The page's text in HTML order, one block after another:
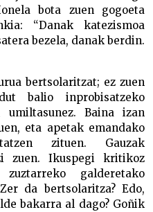
bota zuen gogoeta
“Danak katezismoa
bezela, danak berdin.
bertsolaritzat; ez zuen
balio inprobisatzeko
umiltasunez. Baina izan
eta apetak emandako
zituen. Gauzak
zuen. Ikuspegi kritikoz
galderetako
da bertsolaritza? Edo,
bakarra al dago? Goñik